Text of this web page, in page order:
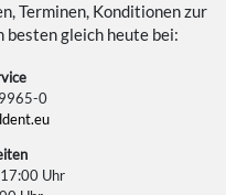
Terminen, Konditionen zur
besten gleich heute bei:
0
Uhr